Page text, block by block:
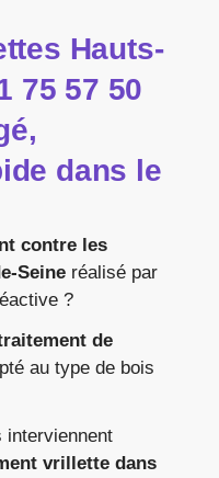
Hauts-
75 57 50
dans le
contre les
Seine réalisé par
?
de
au type de bois
interviennent
vrillette dans